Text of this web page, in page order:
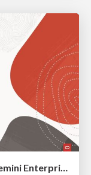
【Google Cloud Next Tokyo'26】Gemini Enterprise と Oracle AI Database で実現する、 業務データ活用を実現する AI エージェント実装